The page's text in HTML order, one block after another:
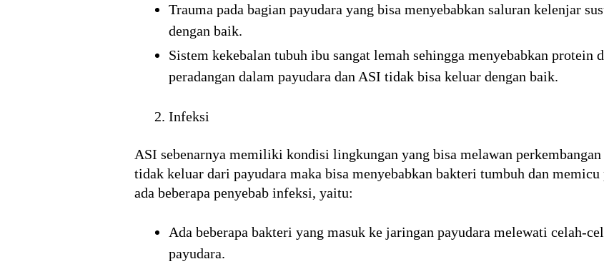
Trauma pada bagian payudara yang bisa menyebabkan saluran kelenjar
dengan baik.
Sistem kekebalan tubuh ibu sangat lemah sehingga menyebabkan protein
peradangan dalam payudara dan ASI tidak bisa keluar dengan baik.
Infeksi
ASI sebenarnya memiliki kondisi lingkungan yang bisa melawan
tidak keluar dari payudara maka bisa menyebabkan bakteri tumbuh dan
ada beberapa penyebab infeksi, yaitu:
Ada beberapa bakteri yang masuk ke jaringan payudara melewati celah-
payudara.